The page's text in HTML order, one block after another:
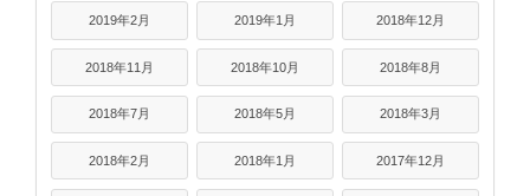
2019年2月 2019年1月 2018年12月
2018年11月 2018年10月 2018年8月
2018年7月 2018年5月 2018年3月
2018年2月 2018年1月 2017年12月